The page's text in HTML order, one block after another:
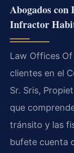
Abogados con
Infractor
Law Offices Of
clientes en el
Sr. Sris,
que
tránsito y las
bufete cuenta